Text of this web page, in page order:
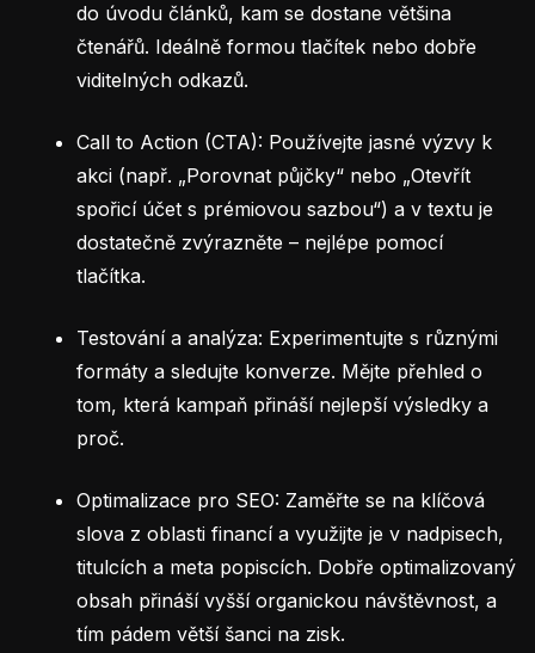
do úvodu článků, kam se dostane většina
čtenářů. Ideálně formou tlačítek nebo dobře
viditelných odkazů.
Call to Action (CTA): Používejte jasné výzvy k
akci (např. „Porovnat půjčky“ nebo „Otevřít
spořicí účet s prémiovou sazbou“) a v textu je
dostatečně zvýrazněte – nejlépe pomocí
tlačítka.
Testování a analýza: Experimentujte s různými
formáty a sledujte konverze. Mějte přehled o
tom, která kampaň přináší nejlepší výsledky a
proč.
Optimalizace pro SEO: Zaměřte se na klíčová
slova z oblasti financí a využijte je v nadpisech,
titulcích a meta popiscích. Dobře optimalizovaný
obsah přináší vyšší organickou návštěvnost, a
tím pádem větší šanci na zisk.